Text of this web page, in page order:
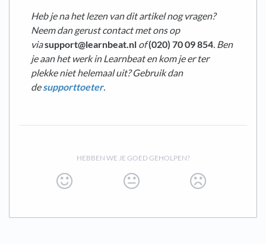
Heb je na het lezen van dit artikel nog vragen?
Neem dan gerust contact met ons op
viasupport@learnbeat.nl of(020) 70 09 854. Ben
je aan het werk in Learnbeat en kom je er ter
plekke niet helemaal uit? Gebruik dan
de supporttoeter.
HEBBEN WE JE GOED GEHOLPEN?